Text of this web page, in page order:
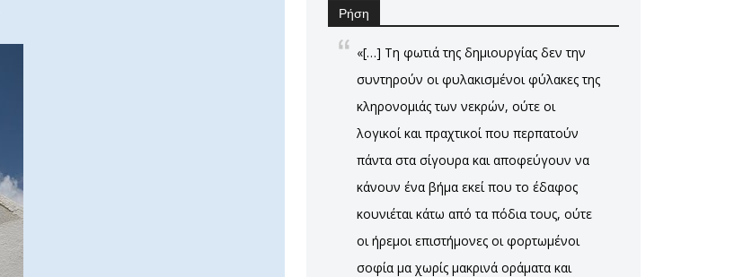
Ρήση
«[…] Τη φωτιά της δημιουργίας δεν την
συντηρούν οι φυλακισμένοι φύλακες της
κληρονομιάς των νεκρών, ούτε οι
λογικοί και πραχτικοί που περπατούν
πάντα στα σίγουρα και αποφεύγουν να
κάνουν ένα βήμα εκεί που το έδαφος
κουνιέται κάτω από τα πόδια τους, ούτε
οι ήρεμοι επιστήμονες οι φορτωμένοι
σοφία μα χωρίς μακρινά οράματα και